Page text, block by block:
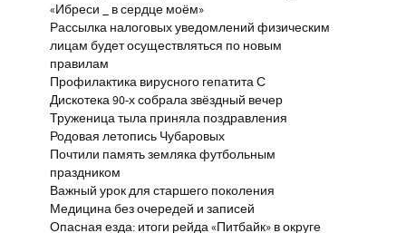
«Ибреси _ в сердце моём»
Рассылка налоговых уведомлений физическим
лицам будет осуществляться по новым
правилам
Профилактика вирусного гепатита С
Дискотека 90-х собрала звёздный вечер
Труженица тыла приняла поздравления
Родовая летопись Чубаровых
Почтили память земляка футбольным
праздником
Важный урок для старшего поколения
Медицина без очередей и записей
Опасная езда: итоги рейда «Питбайк» в округе